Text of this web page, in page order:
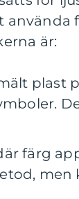
är:
plast
färg
men